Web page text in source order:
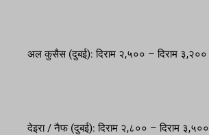
अल कुसैस (दुबई): दिराम २,५०० – दिराम ३,२००
देइरा / नैफ (दुबई): दिराम २,८०० – दिराम ३,५००